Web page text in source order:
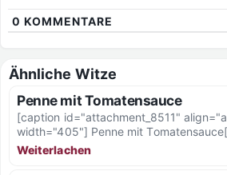
0 KOMMENTARE
Ähnliche Witze
Penne mit Tomatensauce
[caption id="attachment_8511"
width="405"] Penne mit
Weiterlachen